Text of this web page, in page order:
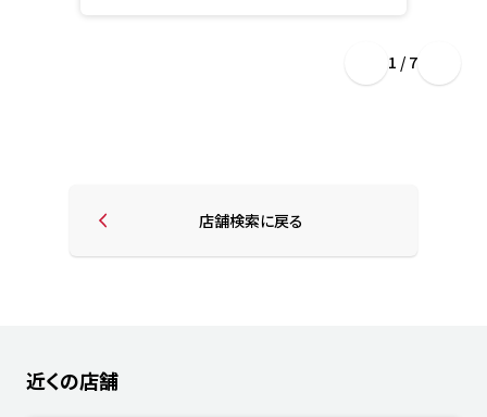
1 / 7
店舗検索に戻る
近くの店舗